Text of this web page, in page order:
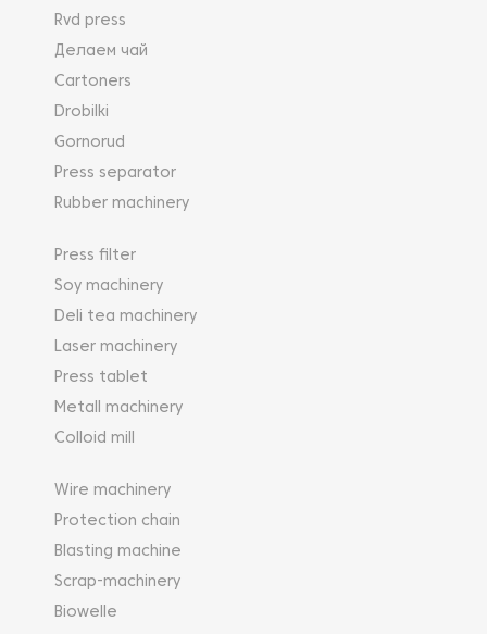
Rvd press
Делаем чай
Cartoners
Drobilki
Gornorud
Press separator
Rubber machinery
Press filter
Soy machinery
Deli tea machinery
Laser machinery
Press tablet
Metall machinery
Colloid mill
Wire machinery
Protection chain
Blasting machine
Scrap-machinery
Biowelle